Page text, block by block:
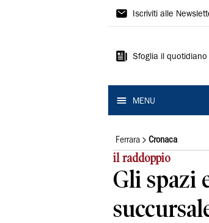
La
Ferrara
Iscriviti alle
Sfoglia il quotidiano
MENU
Ferrara Cronaca
il raddoppio
Gli spazi